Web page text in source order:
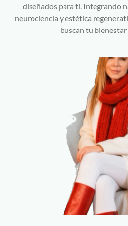
diseñados para ti. Integrando
neurociencia y estética
buscan tu